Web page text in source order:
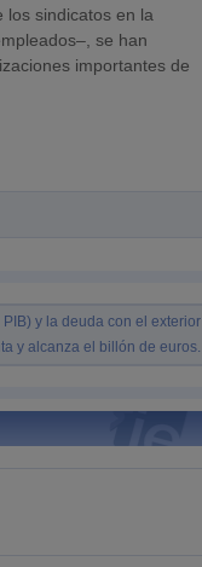
sindicatos en la
se han
importantes de
y la deuda con el exterior
y alcanza el billón de euros.